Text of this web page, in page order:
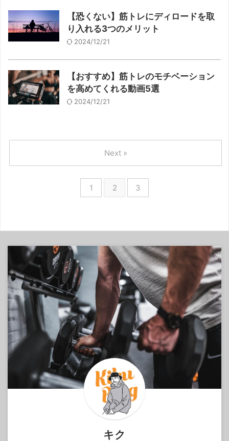
【恐くない】筋トレにディロードを取
り入れる3つのメリット
2024/12/21
【おすすめ】筋トレのモチベーション
を高めてくれる動画5選
2024/12/21
1 2 3
Next »
キク